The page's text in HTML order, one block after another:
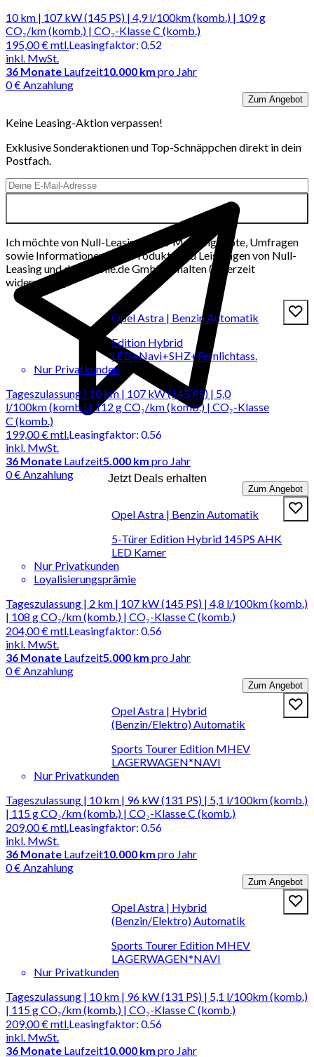
10 km | 107 kW (145 PS) | 4,9 l/100km (komb.) | 109 g
CO₂/km (komb.) | CO₂-Klasse C (komb.)
195,00 €mtl.
inkl. MwSt.
Leasingfaktor: 0.52
36 Monate Laufzeit10.000 km pro Jahr
0 € Anzahlung
Zum Angebot
Keine Leasing-Aktion verpassen!
Exklusive Sonderaktionen und Top-Schnäppchen direkt in dein
Postfach.
Jetzt Deals erhalten
Ich möchte von Null-Leasing per E-Mail Angebote, Umfragen
sowie Informationen über Produkte und Leistungen von Null-
Leasing und der mobile.de GmbH erhalten (jederzeit
widerrufbar).
Opel Astra | Benzin Automatik
Edition Hybrid
LED+Navi+SHZ+Fernlichtass.
Nur Privatkunden
Tageszulassung | 10 km | 107 kW (145 PS) | 5,0
l/100km (komb.) | 112 g CO₂/km (komb.) | CO₂-Klasse
C (komb.)
199,00 €mtl.
inkl. MwSt.
Leasingfaktor: 0.56
36 Monate Laufzeit5.000 km pro Jahr
0 € Anzahlung
Zum Angebot
Opel Astra | Benzin Automatik
5-Türer Edition Hybrid 145PS AHK
LED Kamer
Nur Privatkunden
Loyalisierungsprämie
Tageszulassung | 2 km | 107 kW (145 PS) | 4,8 l/100km (komb.)
| 108 g CO₂/km (komb.) | CO₂-Klasse C (komb.)
204,00 €mtl.
inkl. MwSt.
Leasingfaktor: 0.56
36 Monate Laufzeit5.000 km pro Jahr
0 € Anzahlung
Zum Angebot
Opel Astra | Hybrid
(Benzin/Elektro) Automatik
Sports Tourer Edition MHEV
LAGERWAGEN*NAVI
Nur Privatkunden
Tageszulassung | 10 km | 96 kW (131 PS) | 5,1 l/100km (komb.)
| 115 g CO₂/km (komb.) | CO₂-Klasse C (komb.)
209,00 €mtl.
inkl. MwSt.
Leasingfaktor: 0.56
36 Monate Laufzeit10.000 km pro Jahr
0 € Anzahlung
Zum Angebot
Opel Astra | Hybrid
(Benzin/Elektro) Automatik
Sports Tourer Edition MHEV
LAGERWAGEN*NAVI
Nur Privatkunden
Tageszulassung | 10 km | 96 kW (131 PS) | 5,1 l/100km (komb.)
| 115 g CO₂/km (komb.) | CO₂-Klasse C (komb.)
209,00 €mtl.
inkl. MwSt.
Leasingfaktor: 0.56
36 Monate Laufzeit10.000 km pro Jahr